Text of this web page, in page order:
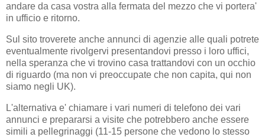
andare da casa vostra alla fermata del mezzo che vi portera'
in ufficio e ritorno.
Sul sito troverete anche annunci di agenzie alle quali potrete
eventualmente rivolgervi presentandovi presso i loro uffici,
nella speranza che vi trovino casa trattandovi con un occhio
di riguardo (ma non vi preoccupate che non capita, qui non
siamo negli UK).
L'alternativa e' chiamare i vari numeri di telefono dei vari
annunci e prepararsi a visite che potrebbero anche essere
simili a pellegrinaggi (11-15 persone che vedono lo stesso